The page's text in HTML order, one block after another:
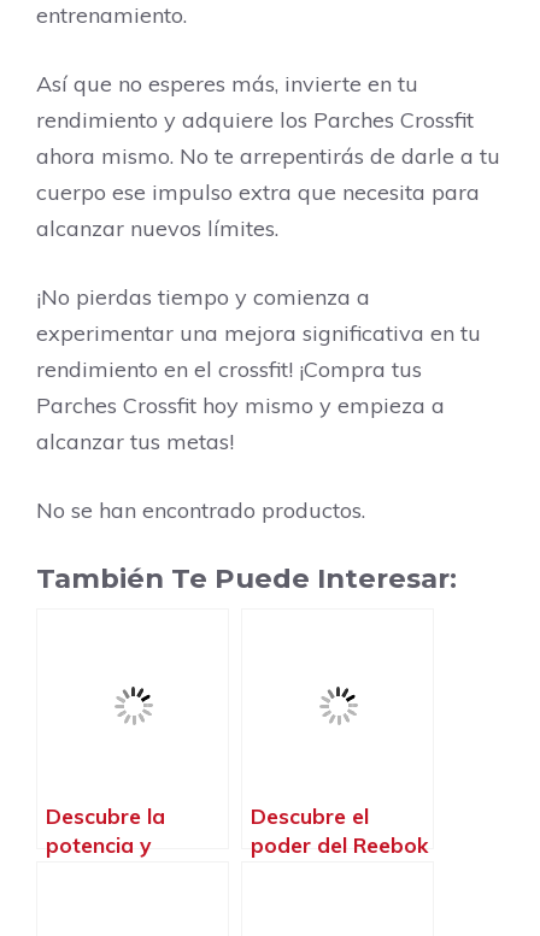
entrenamiento.
Así que no esperes más, invierte en tu
rendimiento y adquiere los Parches Crossfit
ahora mismo. No te arrepentirás de darle a tu
cuerpo ese impulso extra que necesita para
alcanzar nuevos límites.
¡No pierdas tiempo y comienza a
experimentar una mejora significativa en tu
rendimiento en el crossfit! ¡Compra tus
Parches Crossfit hoy mismo y empieza a
alcanzar tus metas!
No se han encontrado productos.
También Te Puede Interesar:
Descubre la
potencia y
Descubre el
poder del Reebok